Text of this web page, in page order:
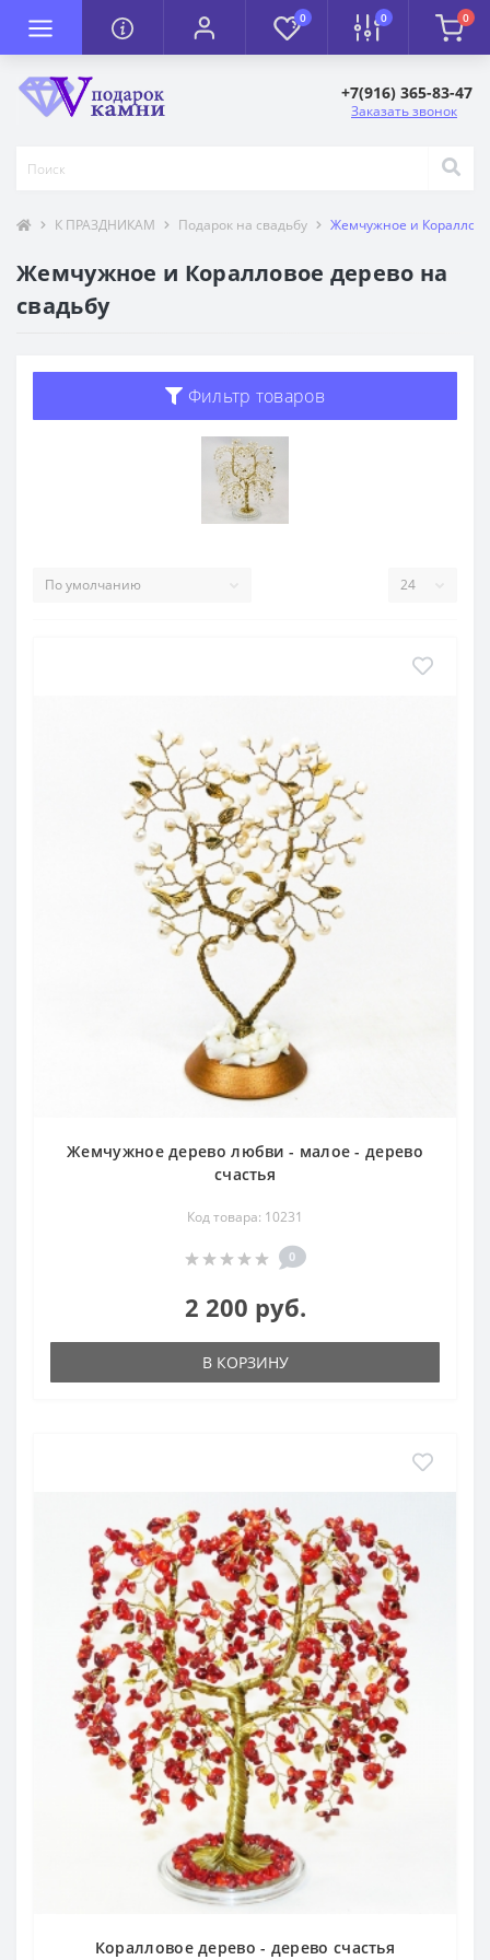
0 0 0
+7(916) 365-83-47
Заказать звонок
К ПРАЗДНИКАМ Подарок на свадьбу Жемчужное и
Жемчужное и Коралловое дерево на
свадьбу
Фильтр товаров
Жемчужное дерево любви - малое - дерево
счастья
Код товара: 10231
0
2 200 руб.
В КОРЗИНУ
Коралловое дерево - дерево счастья